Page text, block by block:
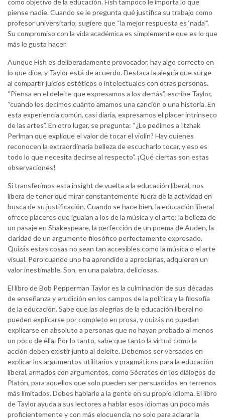
como objetivo de la educación. Fish tampoco le importa lo que
piense nadie. Cuando se le pregunta qué justifica su trabajo como
profesor universitario, sugiere que “la mejor respuesta es ‘nada’”.
Su compromiso con la vida académica es simplemente que es lo que
más le gusta hacer.
Aunque Fish es deliberadamente provocador, hay algo correcto en
lo que dice, y Taylor está de acuerdo. Destaca la alegría que surge
al compartir juicios estéticos o intelectuales con otras personas.
“Piensa en el deleite que expresamos a los demás”, escribe Taylor,
“cuando les decimos cuánto amamos una canción o una historia. En
esta experiencia común, casi diaria, expresamos el placer intrínseco
de las artes”. En otro lugar, se pregunta: “¿Le pedimos a Itzhak
Perlman que explique el valor de tocar el violín? Hay quienes
reconocen la extraordinaria belleza de escucharlo tocar, y eso es
todo lo que necesita decirse al respecto”. ¡Qué ciertas son estas
observaciones!
Si transferimos esta insight de vuelta a la educación liberal, nos
libera de tener que mirar constantemente fuera de la actividad en
busca de su justificación. Cuando se hace bien, la educación liberal
ofrece placeres que igualan a los de la música y el arte: la belleza de
un pasaje en Shakespeare, la perfección de un poema de Auden, la
claridad de un argumento filosófico perfectamente expresado.
Quizás estas cosas no sean tan accesibles como la música o el arte
visual. Pero cuando uno ha aprendido a apreciarlas, adquieren un
valor inestimable. Son, en una palabra, deliciosas.
El libro de Bob Pepperman Taylor es la culminación de sus décadas
de enseñanza y erudición en los campos de la política y la filosofía
de la educación. Sabe que las alegrías de la educación liberal no
pueden explicarse por completo en prosa, y quizás no puedan
explicarse en absoluto a personas que no hayan probado al menos
un poco de ella. Por lo tanto, sabe que tanto la virtud como la
acción deben existir junto al deleite. Debemos ser versados en
explicar los argumentos utilitarios y pragmáticos para la educación
liberal, armados con argumentos, como Sócrates en los diálogos de
Platón, para aquellos que solo pueden ser persuadidos en terrenos
más limitados. Debes hablarle a la gente en su propio idioma. El libro
de Taylor ayuda a sus lectores a hablar esos idiomas un poco más
proficientemente y con más elocuencia, no solo para aclarar la